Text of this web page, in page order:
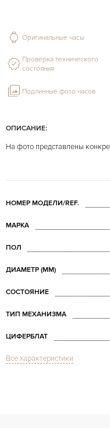
ОПИСАНИЕ:
На фото представлены
НОМЕР МОДЕЛИ/REF.
МАРКА
ПОЛ
ДИАМЕТР (MM)
СОСТОЯНИЕ
ТИП МЕХАНИЗМА
ЦИФЕРБЛАТ
ФУНКЦИИ
Все характеристики
Оригинальные часы
Проверка технического
состояния
Подлинные фото часов